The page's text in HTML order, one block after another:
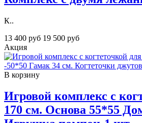
К..
13 400 руб 19 500 руб
Акция
В корзину
Игровой комплекс с
170 см. Основа 55*55